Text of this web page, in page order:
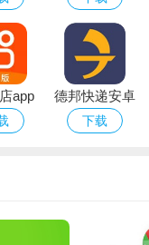
色，让用户能够轻松
自动识别用户所画的
图软件。灵绘AI可以
app
2026
德邦快递安卓
版
下载